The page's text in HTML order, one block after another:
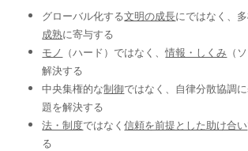
グローバル化する文明の成長にではなく、
成熟に寄与する
モノ （ハード）ではなく、情報・しくみ （
解決する
中央集権的な制御ではなく、自律分散協調
題を解決する
法・制度ではなく信頼を前提とした助け合い
る